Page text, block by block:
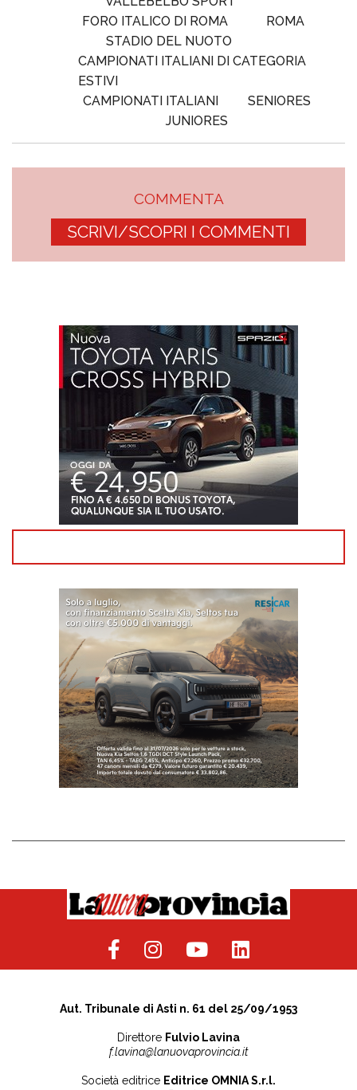
FORO ITALICO DI ROMA
ROMA
STADIO DEL NUOTO
CAMPIONATI ITALIANI DI CATEGORIA
ESTIVI
CAMPIONATI ITALIANI
SENIORES
JUNIORES
COMMENTA
SCRIVI/SCOPRI I COMMENTI
Aut. Tribunale di Asti n. 61 del 25/09/1953
Direttore Fulvio Lavina
f.lavina@lanuovaprovincia.it
Società editrice Editrice OMNIA S.r.l.